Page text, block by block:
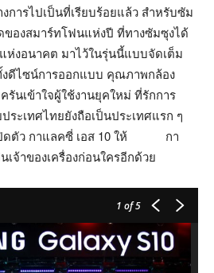
การไปเป็นที่เรียบร้อยแล้ว สำหรับซัม
ของสมาร์ทโฟนแห่งปี ที่ทางซัมซุงได้
ห่งอนาคต มาไว้ในรุ่นนี้แบบจัดเต็ม
ดีไซน์การออกแบบ คุณภาพกล้อง
รันเข้าใจผู้ใช้งานยุคใหม่ ที่รักการ
ระเทศไทยยังถือเป็นประเทศแรก ๆ
ปิดตัว กาแลคซี่ เอส 10 ให้ กา
จ้าของเครื่องก่อนใครอีกด้วย
1 of 5